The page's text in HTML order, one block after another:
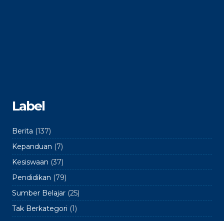
Label
Berita (137)
Kepanduan (7)
Kesiswaan (37)
Pendidikan (79)
Sumber Belajar (25)
Tak Berkategori (1)